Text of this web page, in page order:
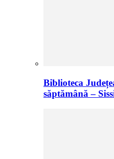
Biblioteca
săptămână –